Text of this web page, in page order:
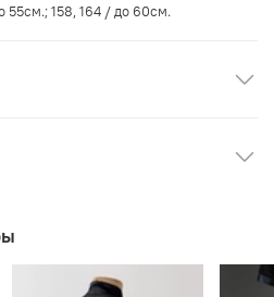
55см.; 158, 164 / до 60см.